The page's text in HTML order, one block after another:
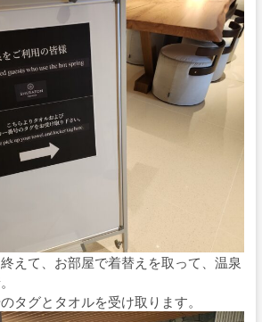
えて、お部屋で着替えを取って、温泉
タグとタオルを受け取ります。